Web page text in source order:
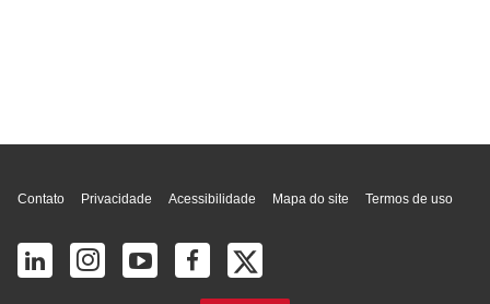
Contato Privacidade Acessibilidade Mapa do site Termos de uso